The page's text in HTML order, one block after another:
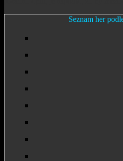
Seznam her